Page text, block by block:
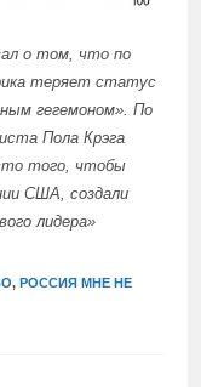
о том, что по
теряет статус
гегемоном». По
Пола Крэга
того, чтобы
США, создали
лидера»
, РОССИЯ МНЕ НЕ